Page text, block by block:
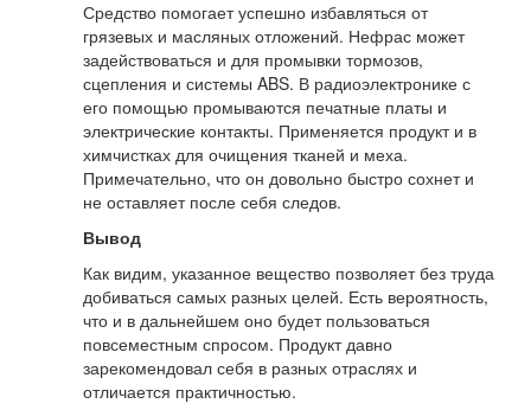
Средство помогает успешно избавляться от
грязевых и масляных отложений. Нефрас может
задействоваться и для промывки тормозов,
сцепления и системы ABS. В радиоэлектронике с
его помощью промываются печатные платы и
электрические контакты. Применяется продукт и в
химчистках для очищения тканей и меха.
Примечательно, что он довольно быстро сохнет и
не оставляет после себя следов.
Вывод
Как видим, указанное вещество позволяет без труда
добиваться самых разных целей. Есть вероятность,
что и в дальнейшем оно будет пользоваться
повсеместным спросом. Продукт давно
зарекомендовал себя в разных отраслях и
отличается практичностью.